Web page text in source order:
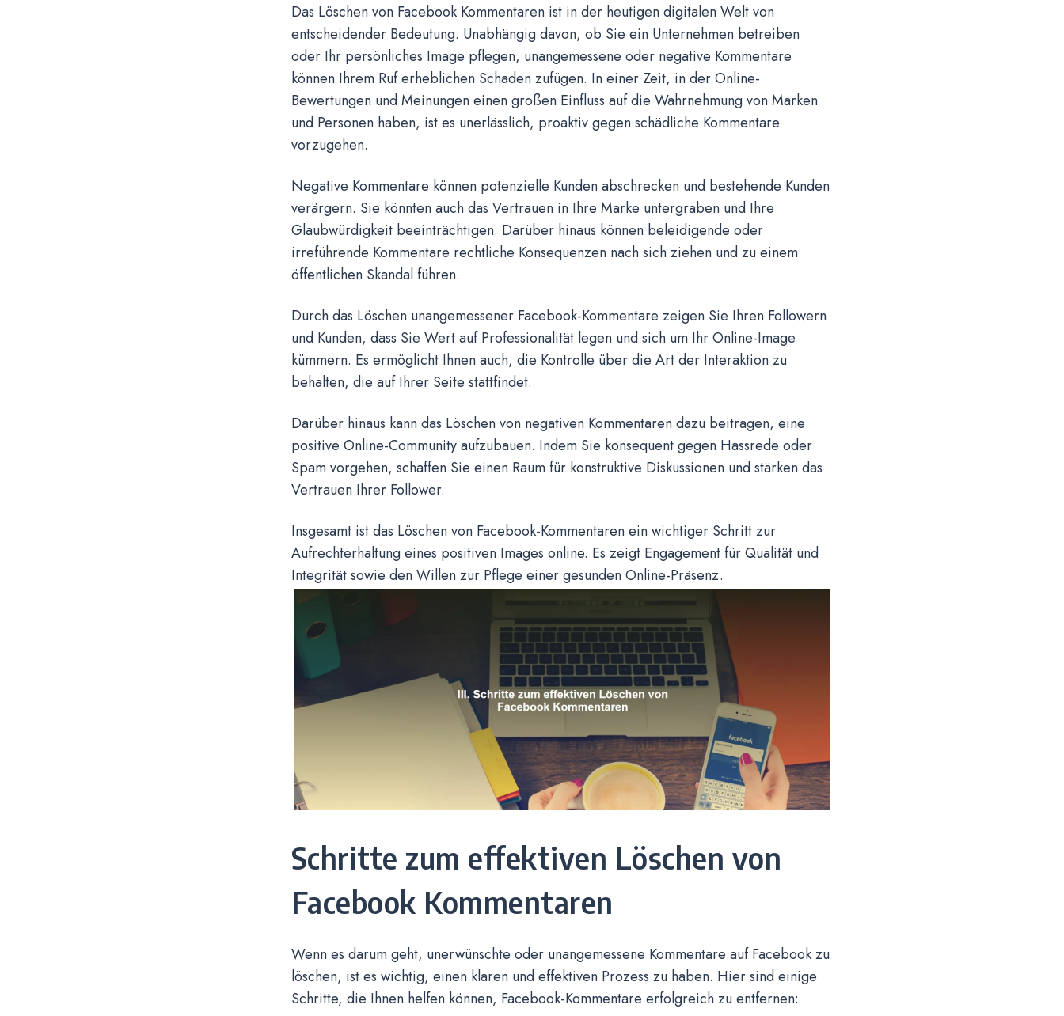
Das Löschen von Facebook Kommentaren ist in der heutigen digitalen Welt von
entscheidender Bedeutung. Unabhängig davon, ob Sie ein Unternehmen betreiben
oder Ihr persönliches Image pflegen, unangemessene oder negative Kommentare
können Ihrem Ruf erheblichen Schaden zufügen. In einer Zeit, in der Online-
Bewertungen und Meinungen einen großen Einfluss auf die Wahrnehmung von Marken
und Personen haben, ist es unerlässlich, proaktiv gegen schädliche Kommentare
vorzugehen.
Negative Kommentare können potenzielle Kunden abschrecken und bestehende Kunden
verärgern. Sie könnten auch das Vertrauen in Ihre Marke untergraben und Ihre
Glaubwürdigkeit beeinträchtigen. Darüber hinaus können beleidigende oder
irreführende Kommentare rechtliche Konsequenzen nach sich ziehen und zu einem
öffentlichen Skandal führen.
Durch das Löschen unangemessener Facebook-Kommentare zeigen Sie Ihren Followern
und Kunden, dass Sie Wert auf Professionalität legen und sich um Ihr Online-Image
kümmern. Es ermöglicht Ihnen auch, die Kontrolle über die Art der Interaktion zu
behalten, die auf Ihrer Seite stattfindet.
Darüber hinaus kann das Löschen von negativen Kommentaren dazu beitragen, eine
positive Online-Community aufzubauen. Indem Sie konsequent gegen Hassrede oder
Spam vorgehen, schaffen Sie einen Raum für konstruktive Diskussionen und stärken das
Vertrauen Ihrer Follower.
Insgesamt ist das Löschen von Facebook-Kommentaren ein wichtiger Schritt zur
Aufrechterhaltung eines positiven Images online. Es zeigt Engagement für Qualität und
Integrität sowie den Willen zur Pflege einer gesunden Online-Präsenz.
Schritte zum effektiven Löschen von
Facebook Kommentaren
Wenn es darum geht, unerwünschte oder unangemessene Kommentare auf Facebook zu
löschen, ist es wichtig, einen klaren und effektiven Prozess zu haben. Hier sind einige
Schritte, die Ihnen helfen können, Facebook-Kommentare erfolgreich zu entfernen: